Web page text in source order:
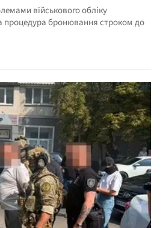
військового обліку
процедура бронювання строком до